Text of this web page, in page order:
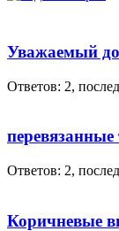
Уважаемый
Ответов: 2,
Ответов: 2,
Коричневые